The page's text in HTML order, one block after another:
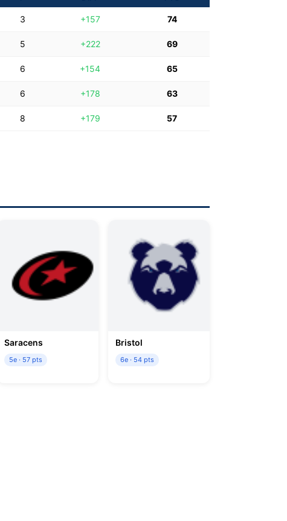
3 +157 74
5 +222 69
6 +154 65
6 +178 63
8 +179 57
Saracens
5e · 57 pts
Bristol
6e · 54 pts